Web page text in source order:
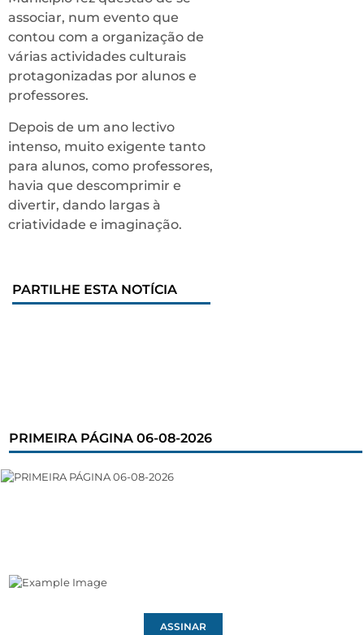
associar, num evento que
contou com a organização de
várias actividades culturais
protagonizadas por alunos e
professores.
Depois de um ano lectivo
intenso, muito exigente tanto
para alunos, como professores,
havia que descomprimir e
divertir, dando largas à
criatividade e imaginação.
PARTILHE ESTA NOTÍCIA
PRIMEIRA PÁGINA 06-08-2026
ASSINAR